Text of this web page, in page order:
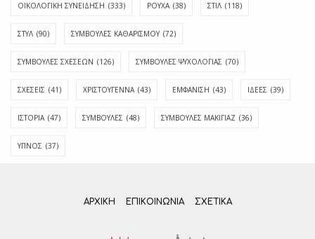
ΟΙΚΟΛΟΓΙΚΗ ΣΥΝΕΙΔΗΣΗ (333) ΡΟΥΧΑ (38) ΣΤΙΛ (118)
ΣΤΥΛ (90) ΣΥΜΒΟΥΛΕΣ ΚΑΘΑΡΙΣΜΟΥ (72)
ΣΥΜΒΟΥΛΕΣ ΣΧΕΣΕΩΝ (126) ΣΥΜΒΟΥΛΕΣ ΨΥΧΟΛΟΓΙΑΣ (70)
ΣΧΕΣΕΙΣ (41) ΧΡΙΣΤΟΥΓΕΝΝΑ (43) ΕΜΦΆΝΙΣΗ (43) ΙΔΈΕΣ (39)
ΙΣΤΟΡΊΑ (47) ΣΥΜΒΟΥΛΈΣ (48) ΣΥΜΒΟΥΛΈΣ ΜΑΚΙΓΙΆΖ (36)
ΎΠΝΟΣ (37)
ΑΡΧΙΚΗ ΕΠΙΚΟΙΝΩΝΊΑ ΣΧΕΤΙΚΆ